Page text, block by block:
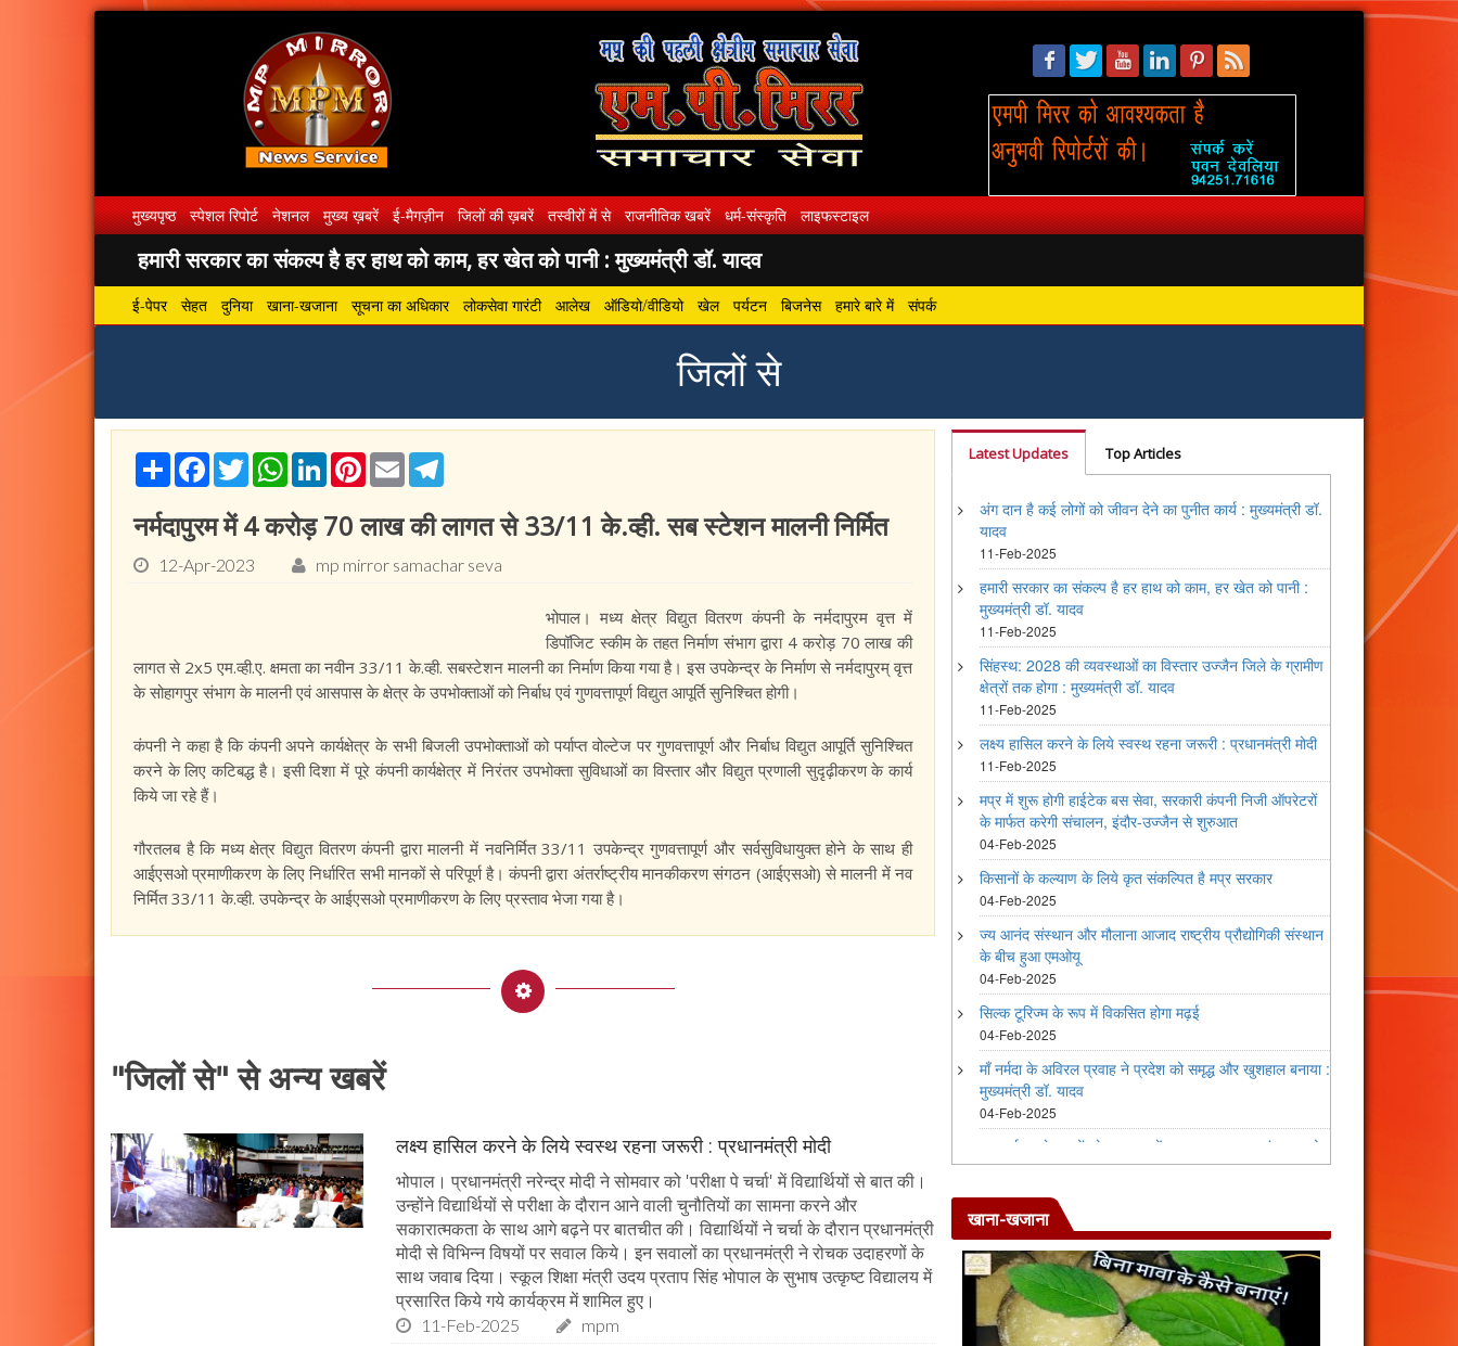
मुख्यपृष्ठ स्पेशल रिपोर्ट नेशनल मुख्य ख़बरें ई-मैगज़ीन जिलों की ख़बरें तस्वीरों में से राजनीतिक खबरें धर्म-संस्कृति लाइफस्टाइल
हमारी सरकार का संकल्प है हर हाथ को काम, हर खेत को पानी : मुख्यमंत्री डॉ. यादव
ई-पेपर सेहत दुनिया खाना-खजाना सूचना का अधिकार लोकसेवा गारंटी आलेख ऑडियो/वीडियो खेल पर्यटन बिजनेस हमारे बारे में संपर्क
जिलों से
ShareFacebook
TwitterWhatsApp
LinkedInPinterest
Email
नर्मदापुरम में 4 करोड़ 70 लाख की लागत से 33/11 के.व्ही. सब स्टेशन मालनी निर्मित
12-Apr-2023 mp mirror samachar seva
भोपाल। मध्य क्षेत्र विद्युत वितरण कंपनी के नर्मदापुरम वृत्त में
डिपॉजिट स्कीम के तहत निर्माण संभाग द्वारा 4 करोड़ 70 लाख की
लागत से 2x5 एम.व्ही.ए. क्षमता का नवीन 33/11 के.व्ही. सबस्टेशन मालनी का निर्माण किया गया है। इस उपकेन्द्र के निर्माण से नर्मदापुरम् वृत्त
के सोहागपुर संभाग के मालनी एवं आसपास के क्षेत्र के उपभोक्ताओं को निर्बाध एवं गुणवत्तापूर्ण विद्युत आपूर्ति सुनिश्चित होगी।
कंपनी ने कहा है कि कंपनी अपने कार्यक्षेत्र के सभी बिजली उपभोक्ताओं को पर्याप्त वोल्टेज पर गुणवत्तापूर्ण और निर्बाध विद्युत आपूर्ति सुनिश्चित
करने के लिए कटिबद्ध है। इसी दिशा में पूरे कंपनी कार्यक्षेत्र में निरंतर उपभोक्ता सुविधाओं का विस्तार और विद्युत प्रणाली सुदृढ़ीकरण के कार्य
किये जा रहे हैं।
गौरतलब है कि मध्य क्षेत्र विद्युत वितरण कंपनी द्वारा मालनी में नवनिर्मित 33/11 उपकेन्द्र गुणवत्तापूर्ण और सर्वसुविधायुक्त होने के साथ ही
आईएसओ प्रमाणीकरण के लिए निर्धारित सभी मानकों से परिपूर्ण है। कंपनी द्वारा अंतर्राष्ट्रीय मानकीकरण संगठन (आईएसओ) से मालनी में नव
निर्मित 33/11 के.व्ही. उपकेन्द्र के आईएसओ प्रमाणीकरण के लिए प्रस्ताव भेजा गया है।
"जिलों से" से अन्य खबरें
लक्ष्य हासिल करने के लिये स्वस्थ रहना जरूरी : प्रधानमंत्री मोदी
भोपाल। प्रधानमंत्री नरेन्द्र मोदी ने सोमवार को 'परीक्षा पे चर्चा' में विद्यार्थियों से बात की।
उन्होंने विद्यार्थियों से परीक्षा के दौरान आने वाली चुनौतियों का सामना करने और
सकारात्मकता के साथ आगे बढ़ने पर बातचीत की। विद्यार्थियों ने चर्चा के दौरान प्रधानमंत्री
मोदी से विभिन्न विषयों पर सवाल किये। इन सवालों का प्रधानमंत्री ने रोचक उदाहरणों के
साथ जवाब दिया। स्कूल शिक्षा मंत्री उदय प्रताप सिंह भोपाल के सुभाष उत्कृष्ट विद्यालय में
प्रसारित किये गये कार्यक्रम में शामिल हुए।
11-Feb-2025 mpm
Latest Updates Top Articles
खाना-खजाना